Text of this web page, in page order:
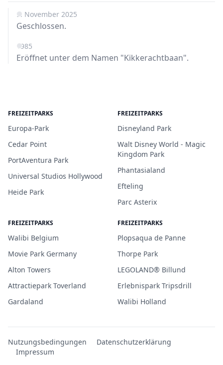
9. November 2025
Geschlossen.
1985
Eröffnet unter dem Namen "Kikkerachtbaan".
FREIZEITPARKS
Europa-Park
Cedar Point
PortAventura Park
Universal Studios Hollywood
Heide Park
FREIZEITPARKS
Disneyland Park
Walt Disney World - Magic
Kingdom Park
Phantasialand
Efteling
Parc Asterix
FREIZEITPARKS
Walibi Belgium
Movie Park Germany
Alton Towers
Attractiepark Toverland
Gardaland
FREIZEITPARKS
Plopsaqua de Panne
Thorpe Park
LEGOLAND® Billund
Erlebnispark Tripsdrill
Walibi Holland
Nutzungsbedingungen
Datenschutzerklärung
Impressum